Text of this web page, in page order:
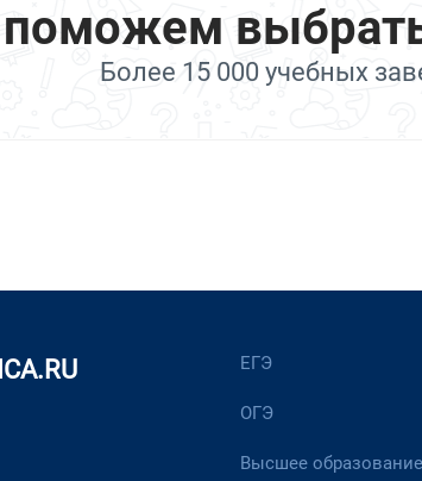
Более 15 000 учебных
ЕГЭ
ОГЭ
Высшее образование